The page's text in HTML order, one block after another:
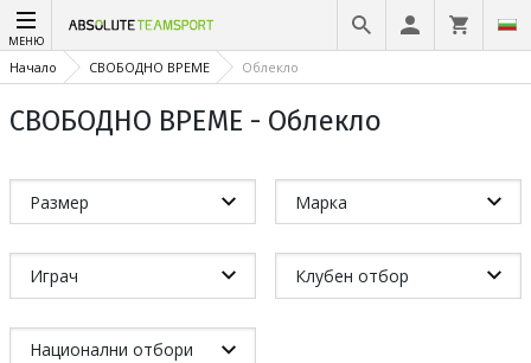
МЕНЮ
Начало СВОБОДНО ВРЕМЕ Облекло
СВОБОДНО ВРЕМЕ - Облекло
Размер Марка
Играч Клубен отбор
Национални отбори